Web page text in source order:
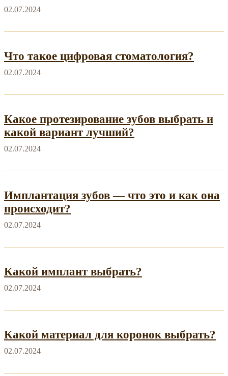
02.07.2024
Что такое цифровая стоматология?
02.07.2024
Какое протезирование зубов выбрать и
какой вариант лучший?
02.07.2024
Имплантация зубов — что это и как она
происходит?
02.07.2024
Какой имплант выбрать?
02.07.2024
Какой материал для коронок выбрать?
02.07.2024